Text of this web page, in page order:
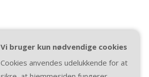
Vi bruger kun nødvendige cookies
Cookies anvendes udelukkende for at